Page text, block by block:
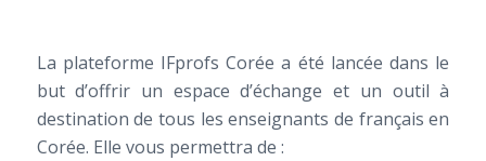
La plateforme IFprofs Corée a été lancée dans le
but d’offrir un espace d’échange et un outil à
destination de tous les enseignants de français en
Corée. Elle vous permettra de :